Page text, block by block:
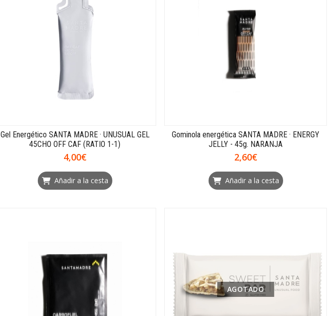
Gel Energético SANTA MADRE · UNUSUAL GEL
45CHO OFF CAF (RATIO 1-1)
4,00€
Añadir a la cesta
Gominola energética SANTA MADRE · ENERGY
JELLY - 45g. NARANJA
2,60€
Añadir a la cesta
AGOTADO